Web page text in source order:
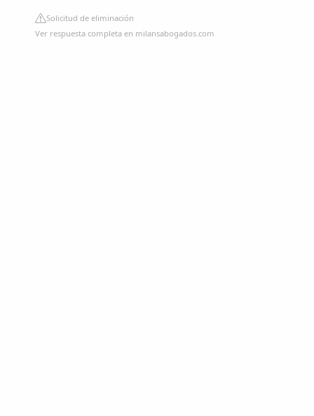
Solicitud de eliminación
Ver respuesta completa en milansabogados.com